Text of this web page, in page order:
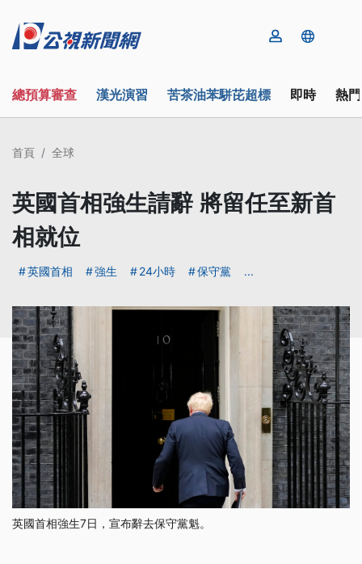
總預算審查 漢光演習 苦茶油苯駢芘超標 即時 熱
首頁 全球
英國首相強生請辭 將留任至新首
相就位
英國首相 強生 24小時 保守黨 ...
英國首相強生7日，宣布辭去保守黨魁。